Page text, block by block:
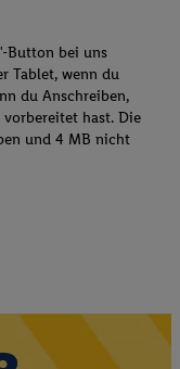
Button bei uns
Tablet, wenn du
du Anschreiben,
vorbereitet hast. Die
und 4 MB nicht